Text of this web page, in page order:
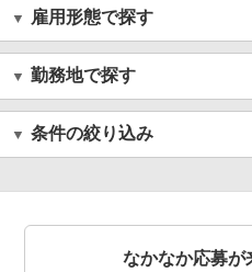
雇用形態で探す
勤務地で探す
条件の絞り込み
なかなか応募が